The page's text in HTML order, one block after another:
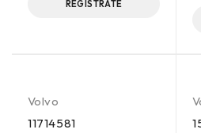
REGÍSTRATE
Volvo
11714581